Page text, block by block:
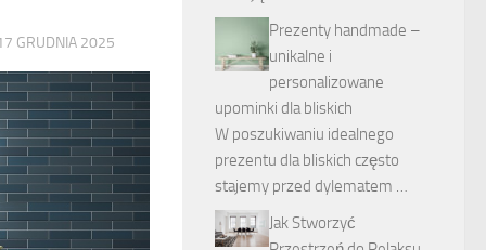
GRUDNIA 2025
Prezenty handmade –
unikalne i
personalizowane
upominki dla bliskich
W poszukiwaniu idealnego
prezentu dla bliskich często
stajemy przed dylematem …
Jak Stworzyć